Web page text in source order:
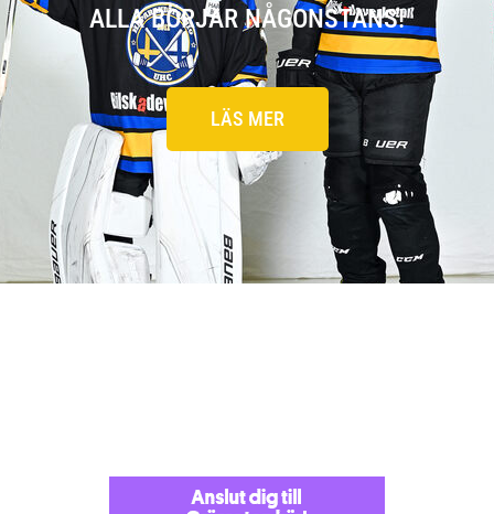
ALLA BÖRJAR NÅGONSTANS!
LÄS MER